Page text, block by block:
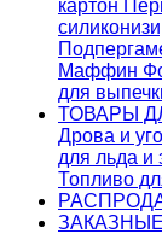
картон
Маффин
для
ТОВАРЫ
Дрова и
для льда и
Топливо